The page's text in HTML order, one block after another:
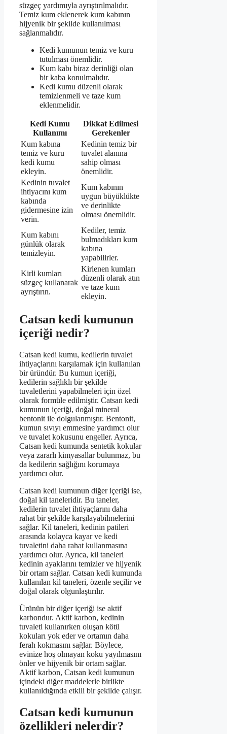
süzgeç yardımıyla ayrıştırılmalıdır.
Temiz kum eklenerek kum kabının
hijyenik bir şekilde kullanılması
sağlanmalıdır.
Kedi kumunun temiz ve kuru
tutulması önemlidir.
Kum kabı biraz derinliği olan
bir kaba konulmalıdır.
Kedi kumu düzenli olarak
temizlenmeli ve taze kum
eklenmelidir.
Kedi Kumu
Kullanımı
Dikkat Edilmesi
Gerekenler
Kum kabına
temiz ve kuru
kedi kumu
ekleyin.
Kedinin temiz bir
tuvalet alanına
sahip olması
önemlidir.
Kedinin tuvalet
ihtiyacını kum
kabında
gidermesine izin
verin.
Kum kabının
uygun büyüklükte
ve derinlikte
olması önemlidir.
Kum kabını
günlük olarak
temizleyin.
Kediler, temiz
bulmadıkları kum
kabına
yapabilirler.
Kirli kumları
süzgeç kullanarak
ayrıştırın.
Kirlenen kumları
düzenli olarak atın
ve taze kum
ekleyin.
Catsan kedi kumunun
içeriği nedir?
Catsan kedi kumu, kedilerin tuvalet
ihtiyaçlarını karşılamak için kullanılan
bir üründür. Bu kumun içeriği,
kedilerin sağlıklı bir şekilde
tuvaletlerini yapabilmeleri için özel
olarak formüle edilmiştir. Catsan kedi
kumunun içeriği, doğal mineral
bentonit ile dolgulanmıştır. Bentonit,
kumun sıvıyı emmesine yardımcı olur
ve tuvalet kokusunu engeller. Ayrıca,
Catsan kedi kumunda sentetik kokular
veya zararlı kimyasallar bulunmaz, bu
da kedilerin sağlığını korumaya
yardımcı olur.
Catsan kedi kumunun diğer içeriği ise,
doğal kil taneleridir. Bu taneler,
kedilerin tuvalet ihtiyaçlarını daha
rahat bir şekilde karşılayabilmelerini
sağlar. Kil taneleri, kedinin patileri
arasında kolayca kayar ve kedi
tuvaletini daha rahat kullanmasına
yardımcı olur. Ayrıca, kil taneleri
kedinin ayaklarını temizler ve hijyenik
bir ortam sağlar. Catsan kedi kumunda
kullanılan kil taneleri, özenle seçilir ve
doğal olarak olgunlaştırılır.
Ürünün bir diğer içeriği ise aktif
karbondur. Aktif karbon, kedinin
tuvaleti kullanırken oluşan kötü
kokuları yok eder ve ortamın daha
ferah kokmasını sağlar. Böylece,
evinize hoş olmayan koku yayılmasını
önler ve hijyenik bir ortam sağlar.
Aktif karbon, Catsan kedi kumunun
içindeki diğer maddelerle birlikte
kullanıldığında etkili bir şekilde çalışır.
Catsan kedi kumunun
özellikleri nelerdir?